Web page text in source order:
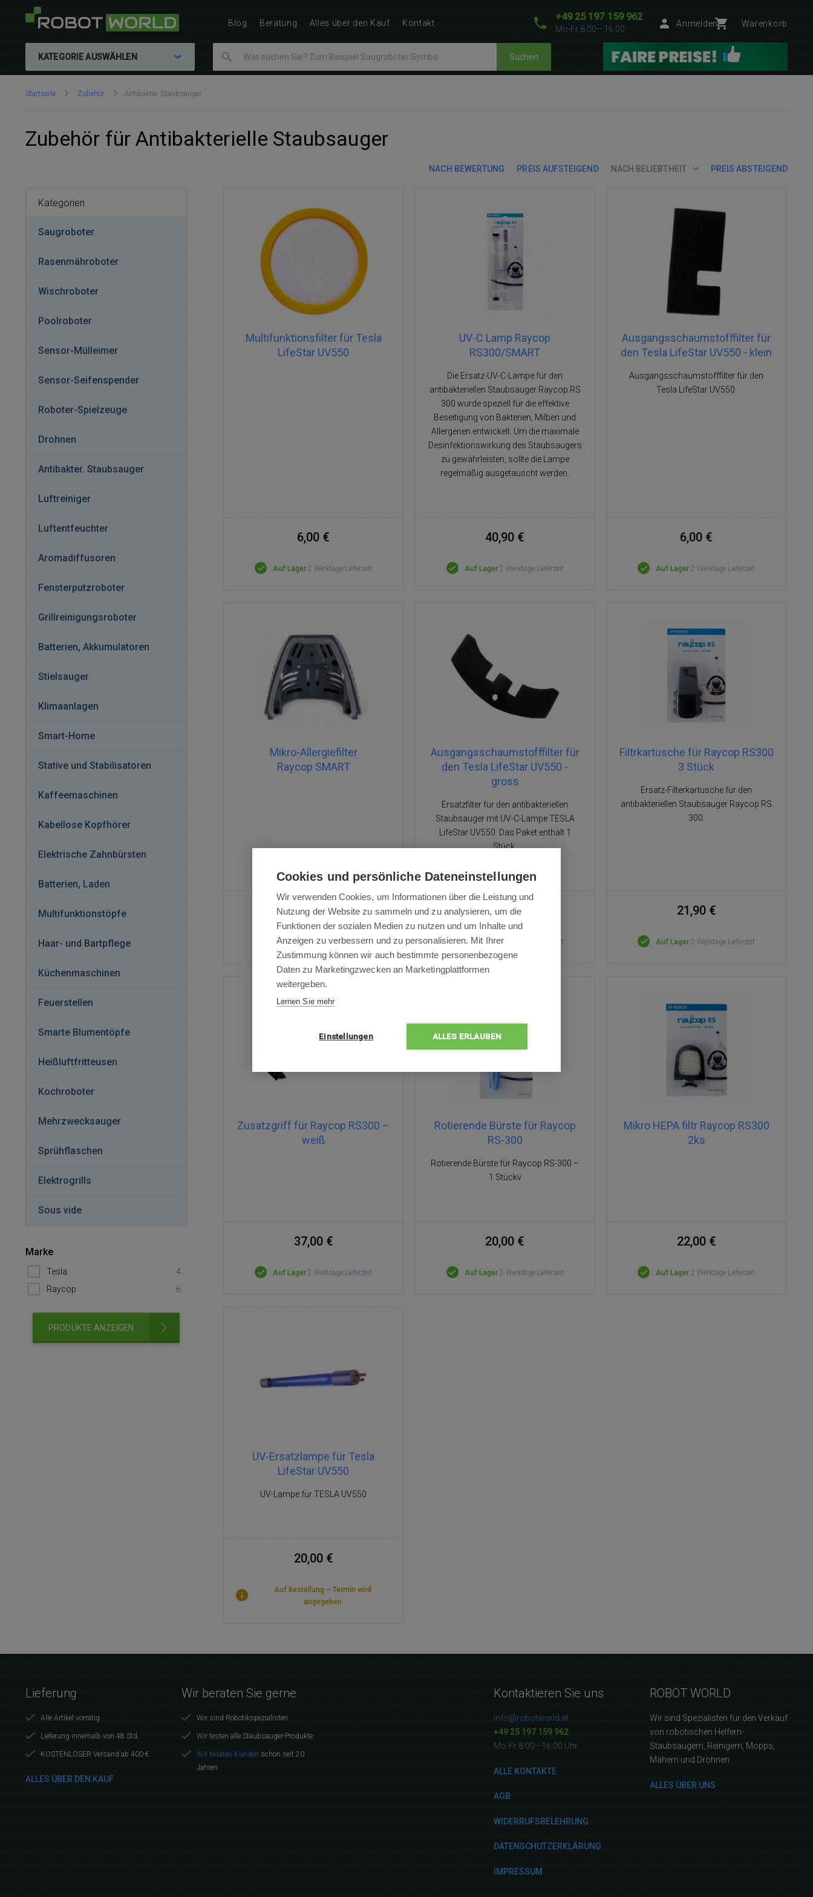
+49 25 197 159 962
Mo-Fr 8:00—16:00
Anmelden Warenkorb
KATEGORIE AUSWÄHLEN Suchen
Sie
Startseite Zubehör Antibakter. Staubsauger
Zubehör für Antibakterielle Staubsauger
NACH BEWERTUNG PREIS AUFSTEIGEND NACH BELIEBTHEIT PREIS ABSTEIGEND
Multifunktionsfilter für Tesla
LifeStar UV550
6,00 €
Auf Lager 2 Werktage Lieferzeit
UV-C Lamp Raycop
RS300/SMART
Die Ersatz-UV-C-Lampe für den
antibakteriellen Staubsauger Raycop RS
300 wurde speziell für die effektive
Beseitigung von Bakterien, Milben und
Allergenen entwickelt. Um die maximale
Desinfektionswirkung des Staubsaugers
zu gewährleisten, sollte die Lampe
regelmäßig ausgetauscht werden.
40,90 €
Auf Lager 2 Werktage Lieferzeit
Ausgangsschaumstofffilter für
den Tesla LifeStar UV550 - klein
Ausgangsschaumstofffilter für den
Tesla LifeStar UV550.
6,00 €
Auf Lager 2 Werktage Lieferzeit
Mikro-Allergiefilter
Raycop SMART
20,90 €
Auf Lager 2 Werktage Lieferzeit
Ausgangsschaumstofffilter für
den Tesla LifeStar UV550 -
gross
Ersatzfilter für den antibakteriellen
Staubsauger mit UV-C-Lampe TESLA
LifeStar UV550. Das Paket enthält 1
Stück.
6,00 €
Auf Lager 2 Werktage Lieferzeit
Filtrkartusche für Raycop RS300
3 Stück
Ersatz-Filterkartusche für den
antibakteriellen Staubsauger Raycop RS
300.
21,90 €
Auf Lager 2 Werktage Lieferzeit
Zusatzgriff für Raycop RS300 –
weiß
37,00 €
Auf Lager 2 Werktage Lieferzeit
Rotierende Bürste für Raycop
RS-300
Rotierende Bürste für Raycop RS-300 –
1 Stückv
20,00 €
Auf Lager 2 Werktage Lieferzeit
Mikro HEPA filtr Raycop RS300
2ks
22,00 €
Auf Lager 2 Werktage Lieferzeit
UV-Ersatzlampe für Tesla
LifeStar UV550
UV-Lampe für TESLA UV550
20,00 €
Auf Bestellung – Termin wird
angegeben
Kategorien
Saugroboter
Rasenmähroboter
Wischroboter
Pool­ro­bo­ter
Sensor-Mülleimer
Sensor-Seifenspender
Roboter-Spielzeuge
Drohnen
Antibakter. Staubsauger
Luftreiniger
Luftentfeuchter
Aromadiffusoren
Fensterputzroboter
Grillreinigungsroboter
Batterien, Akkumulatoren
Stielsauger
Klimaanlagen
Smart-Home
Stative und Stabilisatoren
Kaffeemaschinen
Kabellose Kopfhörer
Elektrische Zahnbürsten
Batterien, Laden
Multifunktionstöpfe
Haar- und Bartpflege
Küchenmaschinen
Feuerstellen
Smarte Blumentöpfe
Heißluftfritteusen
Kochroboter
Mehrzwecksauger
Sprühflaschen
Elektrogrills
Sous vide
Marke
Tesla
4
Raycop
6
PRODUKTE ANZEIGEN
Blog Beratung Alles über den Kauf Kontakt
Lieferung
Alle Artikel vorrätig
Lieferung innerhalb von 48 Std.
KOSTENLOSER Versand ab 400 €
ALLES ÜBER DEN KAUF
Wir beraten Sie gerne
Wir sind Robotikspezialisten
Wir testen alle Staubsauger-Produkte
Wir beraten Kunden schon seit 20
Jahren
Kontaktieren Sie uns
info@robotworld.at
+49 25 197 159 962
Mo-Fr 8:00—16:00 Uhr
ALLE KONTAKTE
AGB
WIDERRUFSBELEHRUNG
DATENSCHUTZERKLÄRUNG
IMPRESSUM
ROBOT WORLD
Wir sind Spezialisten für den Verkauf
von robotischen Helfern-
Staubsaugern, Reinigern, Mopps,
Mähern und Drohnen
ALLES ÜBER UNS
Cookies und persönliche Dateneinstellungen
Wir verwenden Cookies, um Informationen über die Leistung und
Nutzung der Website zu sammeln und zu analysieren, um die
Funktionen der sozialen Medien zu nutzen und um Inhalte und
Anzeigen zu verbessern und zu personalisieren. Mit Ihrer
Zustimmung können wir auch bestimmte personenbezogene
Daten zu Marketingzwecken an Marketingplattformen
weitergeben.
Lernen Sie mehr
Einstellungen ALLES ERLAUBEN